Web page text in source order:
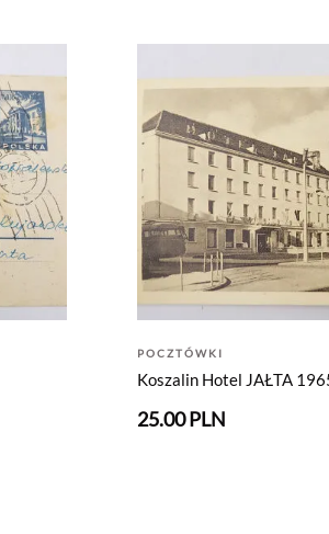
POCZTÓWKI
Koszalin Hotel JAŁTA
25.00 PLN